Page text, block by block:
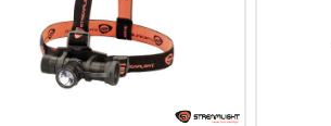
€55—€561